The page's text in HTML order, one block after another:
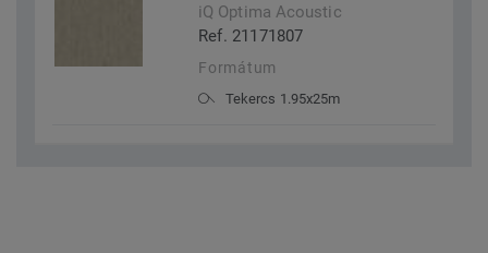
iQ Optima Acoustic
Ref. 21171807
Formátum
Tekercs 1.95x25m